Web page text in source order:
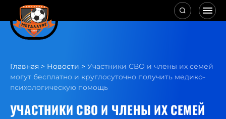
Главная > Новости > Участники СВО и члены их семей
могут бесплатно и круглосуточно получить медико-
психологическую помощь
УЧАСТНИКИ СВО И ЧЛЕНЫ ИХ СЕМЕЙ